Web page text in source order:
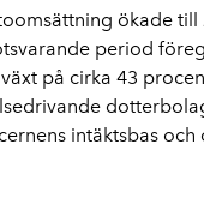
ökade till
period
på cirka 43
intäktsbas och